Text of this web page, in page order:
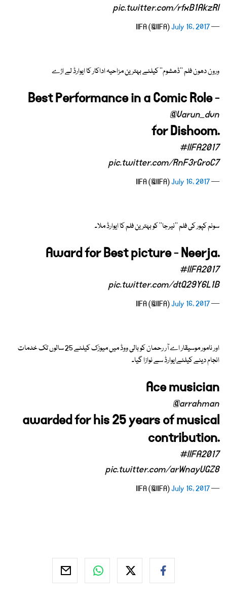
pic.twitter.com/rfxB1AkzRl
— IIFA (@IIFA)
July 16, 2017
ورون دھون فلم ''ڈھشوم'' کیلئے بہترین مزاحیہ اداکار کا ایوارڈ لے اڑے
Best Performance in a Comic Role -
@Varun_dvn
for Dishoom.
#IIFA2017
pic.twitter.com/RnF3rGroC7
— IIFA (@IIFA)
July 16, 2017
سونم کپور کی فلم ''نیرجا'' کو بہترین فلم کا ایوارڈ ملا۔
Award for Best picture - Neerja.
#IIFA2017
pic.twitter.com/dtQ29Y6L1B
— IIFA (@IIFA)
July 16, 2017
اور نامور موسیقار اے آر رحمان کو بالی ووڈ میں میوزک کیلئے 25 سالوں تک خدمات
انجام دینے کیلئےایوارڈ سے نوازا گیا۔
Ace musician
@arrahman
awarded for his 25 years of musical
contribution.
#IIFA2017
pic.twitter.com/arWnayUGZ8
— IIFA (@IIFA)
July 16, 2017